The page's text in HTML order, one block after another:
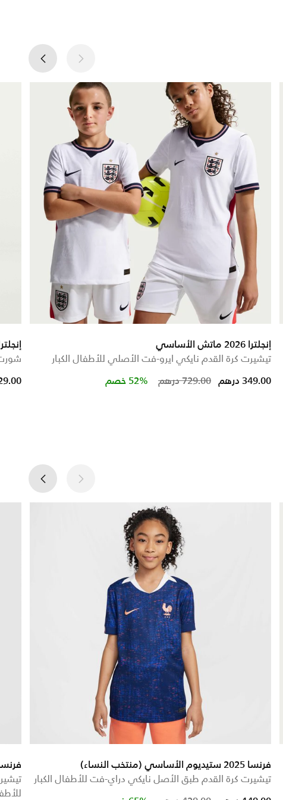
إنجلترا 2026 ماتش الأساسي
تيشيرت كرة القدم نايكي ايرو-فت الأصلي للأطفال الكبار
Price reduced from
729.00 درهمto 349.00 درهم 52% خصم
إنجلترا 2026 ستيديوم
129.00
فرنسا 2025 ستيديوم الأساسي (منتخب النساء)
تيشيرت كرة القدم طبق الأصل نايكي دراي-فت للأطفال الكبار